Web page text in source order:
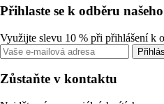
Přihlaste se k odběru
Využijte slevu 10 % při přihlášení k
Zůstaňte v kontaktu